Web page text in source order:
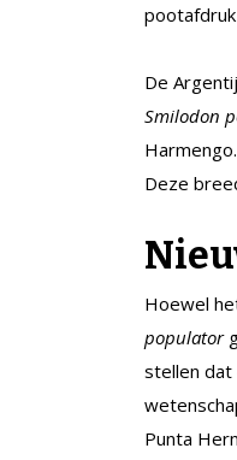
De
Smilodon
Deze
Hoewel
populator
stellen dat
Punta